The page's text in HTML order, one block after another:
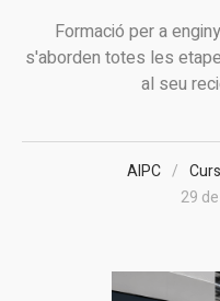
Formació per a
s'aborden totes les
al seu
AIPC
29